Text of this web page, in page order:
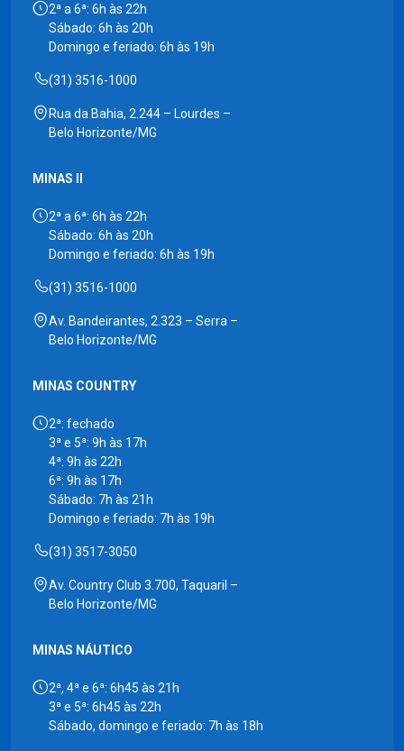
2ª a 6ª: 6h às 22h
Sábado: 6h às 20h
Domingo e feriado: 6h às 19h
(31) 3516-1000
Rua da Bahia, 2.244 – Lourdes –
Belo Horizonte/MG
MINAS II
2ª a 6ª: 6h às 22h
Sábado: 6h às 20h
Domingo e feriado: 6h às 19h
(31) 3516-1000
Av. Bandeirantes, 2.323 – Serra –
Belo Horizonte/MG
MINAS COUNTRY
2ª: fechado
3ª e 5ª: 9h às 17h
4ª: 9h às 22h
6ª: 9h às 17h
Sábado: 7h às 21h
Domingo e feriado: 7h às 19h
(31) 3517-3050
Av. Country Club 3.700, Taquaril –
Belo Horizonte/MG
MINAS NÁUTICO
2ª, 4ª e 6ª: 6h45 às 21h
3ª e 5ª: 6h45 às 22h
Sábado, domingo e feriado: 7h às 18h